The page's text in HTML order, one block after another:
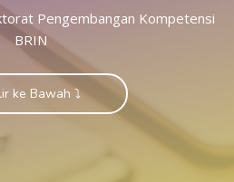
Pengembangan Kompetensi
BRIN
ke Bawah ⤵️